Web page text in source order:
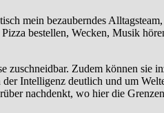
mein bezauberndes
bestellen, Wecken, Musik
Zudem können sie
Intelligenz deutlich und um
nachdenkt, wo hier die